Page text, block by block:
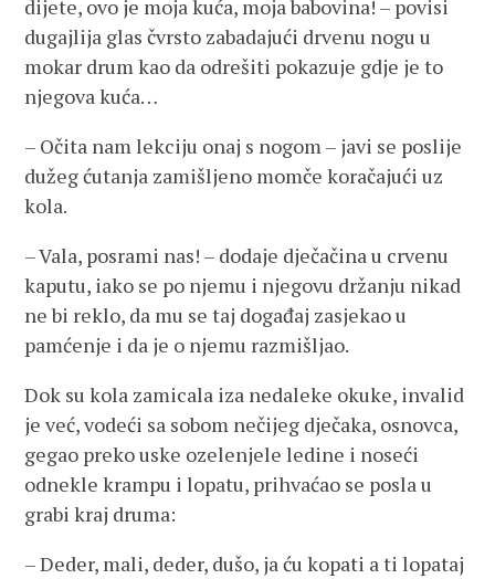
dijete, ovo je moja kuća, moja babovina! – povisi
dugajlija glas čvrsto zabadajući drvenu nogu u
mokar drum kao da odrešiti pokazuje gdje je to
njegova kuća…
– Očita nam lekciju onaj s nogom – javi se poslije
dužeg ćutanja zamišljeno momče koračajući uz
kola.
– Vala, posrami nas! – dodaje dječačina u crvenu
kaputu, iako se po njemu i njegovu držanju nikad
ne bi reklo, da mu se taj događaj zasjekao u
pamćenje i da je o njemu razmišljao.
Dok su kola zamicala iza nedaleke okuke, invalid
je već, vodeći sa sobom nečijeg dječaka, osnovca,
gegao preko uske ozelenjele ledine i noseći
odnekle krampu i lopatu, prihvaćao se posla u
grabi kraj druma:
– Deder, mali, deder, dušo, ja ću kopati a ti lopataj